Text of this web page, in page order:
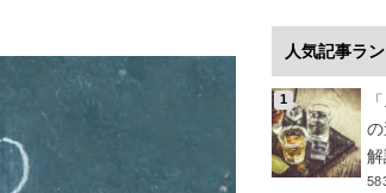
人気記事ラ
解